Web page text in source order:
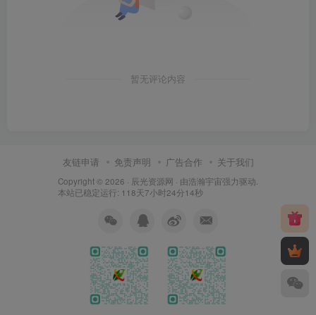
暂无评论内容
友链申请 免责声明 广告合作 关于我们
Copyright © 2026 · 辰光资源网 · 由浩瀚宇宙强力驱动.
本站已稳定运行: 118天7小时24分14秒